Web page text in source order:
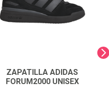
ZAPATILLA ADIDAS
FORUM2000 UNISEX